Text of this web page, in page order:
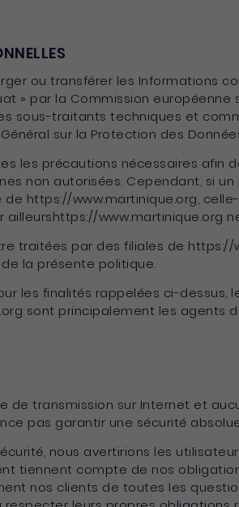
ou transférer les Informations
» par la Commission
sous-traitants techniques et
sur la Protection des Données
les précautions nécessaires afin
non autorisées. Cependant, si
https://www.martinique.org,
www.martinique.org
traitées par des filiales de
la présente politique.
les finalités rappelées ci-dessus,
sont principalement les agents
transmission sur Internet et
pas garantir une sécurité
nous avertirions les
tiennent compte de nos
nos clients de toutes les